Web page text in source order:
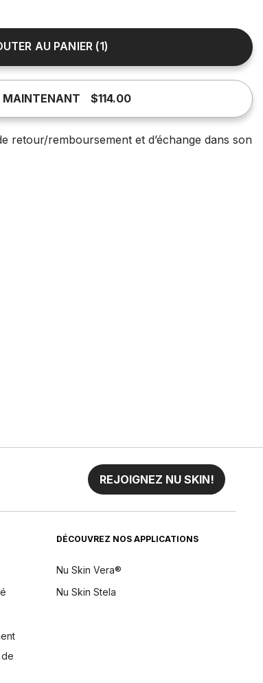
AU PANIER (1)
MAINTENANT $114.00
retour/remboursement et d’échange dans son
REJOIGNEZ NU SKIN!
DÉCOUVREZ NOS APPLICATIONS
Nu Skin Vera®
Nu Skin Stela